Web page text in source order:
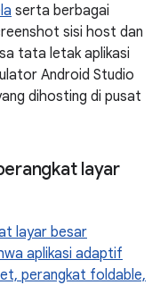
serta berbagai
sisi host dan
tata letak aplikasi
Android Studio
dihosting di pusat
layar
layar besar
aplikasi adaptif
perangkat foldable,